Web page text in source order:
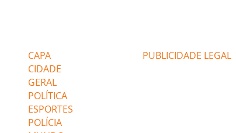
de
termina o relacionamento dos dois.
CAPA
CIDADE
GERAL
POLÍTICA
ESPORTES
POLÍCIA
PUBLICIDADE LEGAL